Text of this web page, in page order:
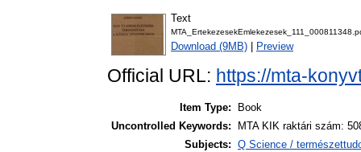
Text
Download (9MB) Preview
Official URL: https://mta-
Item Type:
Book
Uncontrolled Keywords:
MTA KIK raktári szám:
Subjects: Q Science /